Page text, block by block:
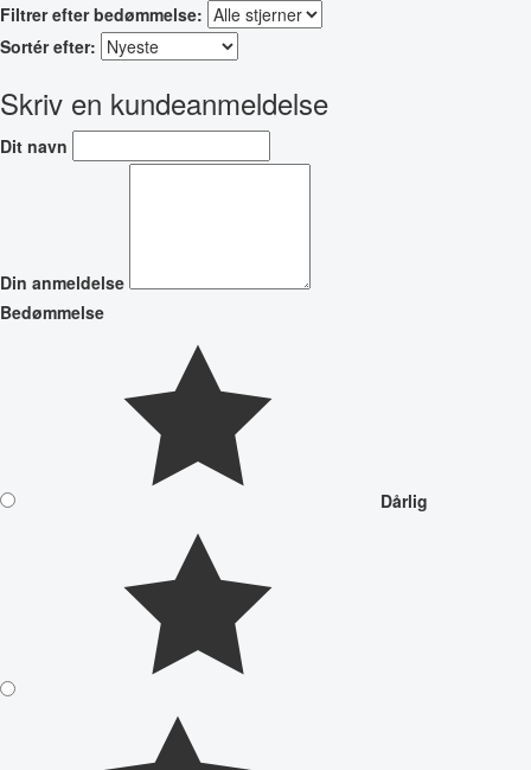
Filtrer efter bedømmelse:
Sortér efter:
Skriv en kundeanmeldelse
Dit navn
Din anmeldelse
Bedømmelse
Dårlig